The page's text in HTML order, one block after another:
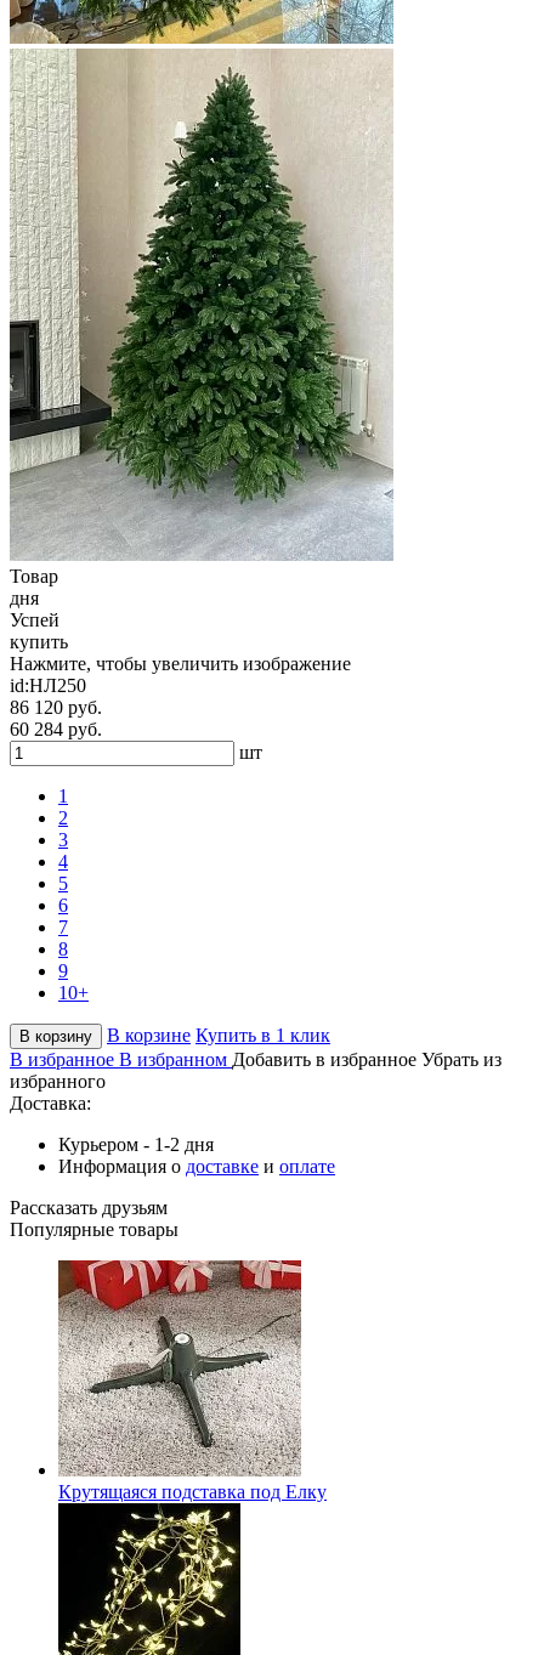
Товар
дня
Успей
купить
Нажмите, чтобы увеличить изображение
id:НЛ250
86 120 руб.
60 284 руб.
шт
1
2
3
4
5
6
7
8
9
10+
В корзину В корзине Купить в 1 клик
В избранное В избранном Добавить в избранное Убрать из
избранного
Доставка:
Курьером - 1-2 дня
Информация о доставке и оплате
Рассказать друзьям
Популярные товары
Крутящаяся подставка под Елку